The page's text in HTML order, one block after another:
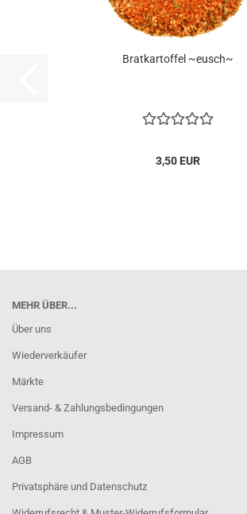
Bratkartoffel ~eusch~
3,50 EUR
MEHR ÜBER...
Über uns
Wiederverkäufer
Märkte
Versand- & Zahlungsbedingungen
Impressum
AGB
Privatsphäre und Datenschutz